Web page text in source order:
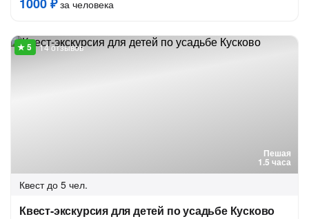
за человека
Пешая
1.5 часа
14 отзывов
Квест до 5 чел.
Квест-экскурсия для детей по усадьбе Кусково